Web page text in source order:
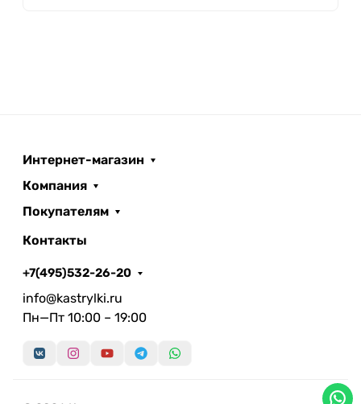
Интернет-магазин
Компания
Покупателям
Контакты
+7(495)532-26-20
info@kastrylki.ru
Пн—Пт 10:00 – 19:00